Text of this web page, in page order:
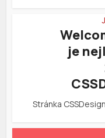
je
Stránka